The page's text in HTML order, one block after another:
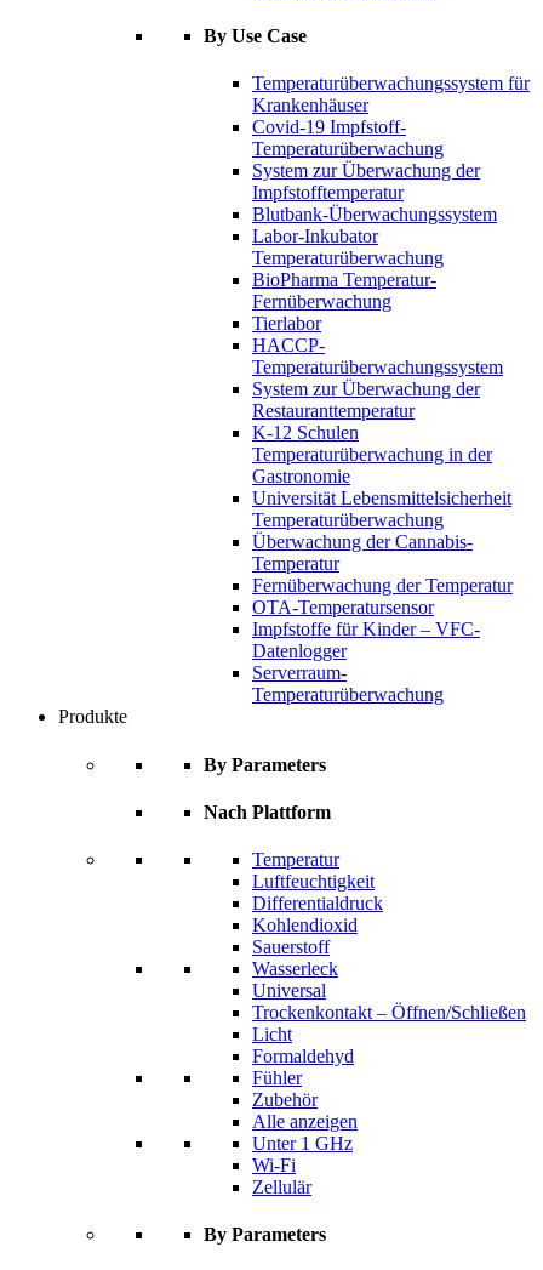
By Use Case
Temperaturüberwachungssystem für
Krankenhäuser
Covid-19 Impfstoff-
Temperaturüberwachung
System zur Überwachung der
Impfstofftemperatur
Blutbank-Überwachungssystem
Labor-Inkubator
Temperaturüberwachung
BioPharma Temperatur-
Fernüberwachung
Tierlabor
HACCP-
Temperaturüberwachungssystem
System zur Überwachung der
Restauranttemperatur
K-12 Schulen
Temperaturüberwachung in der
Gastronomie
Universität Lebensmittelsicherheit
Temperaturüberwachung
Überwachung der Cannabis-
Temperatur
Fernüberwachung der Temperatur
OTA-Temperatursensor
Impfstoffe für Kinder – VFC-
Datenlogger
Serverraum-
Temperaturüberwachung
Produkte
By Parameters
Nach Plattform
Temperatur
Luftfeuchtigkeit
Differentialdruck
Kohlendioxid
Sauerstoff
Wasserleck
Universal
Trockenkontakt – Öffnen/Schließen
Licht
Formaldehyd
Fühler
Zubehör
Alle anzeigen
Unter 1 GHz
Wi-Fi
Zellulär
By Parameters